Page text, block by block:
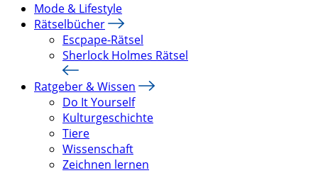
Mode & Lifestyle
Rätselbücher
Escpape-Rätsel
Sherlock Holmes Rätsel
Ratgeber & Wissen
Do It Yourself
Kulturgeschichte
Tiere
Wissenschaft
Zeichnen lernen